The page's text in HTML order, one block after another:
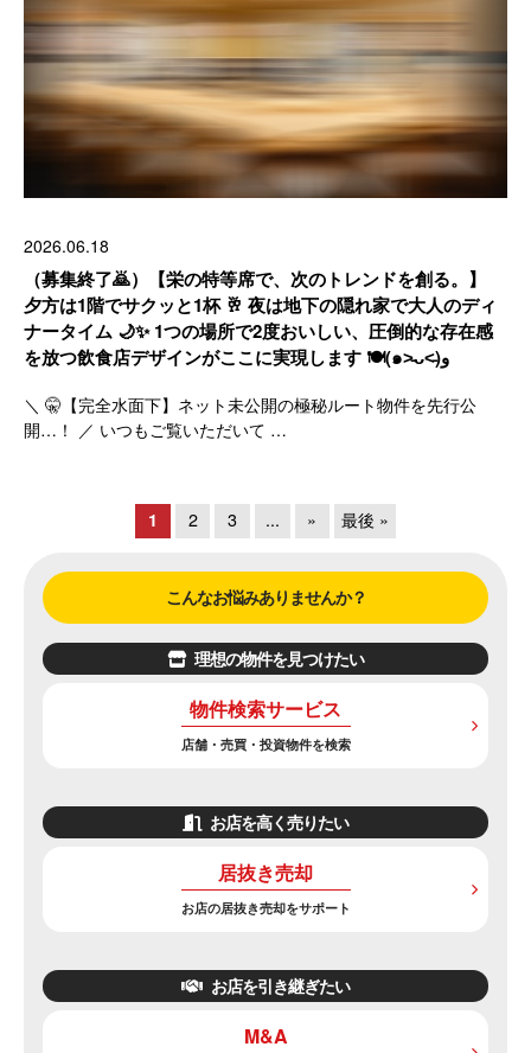
2026.06.18
（募集終了🙇）【栄の特等席で、次のトレンドを創る。】
夕方は1階でサクッと1杯 🥂 夜は地下の隠れ家で大人のディ
ナータイム 🌙✨ 1つの場所で2度おいしい、圧倒的な存在感
を放つ飲食店デザインがここに実現します 🍽️(๑˃̵ᴗ˂̵)و
＼ 🤫【完全水面下】ネット未公開の極秘ルート物件を先行公
開…！ ／ いつもご覧いただいて …
1 2 3 ... » 最後 »
こんなお悩みありませんか？
理想の物件を見つけたい
物件検索サービス
店舗・売買・投資物件を検索
お店を高く売りたい
居抜き売却
お店の居抜き売却をサポート
お店を引き継ぎたい
M&A